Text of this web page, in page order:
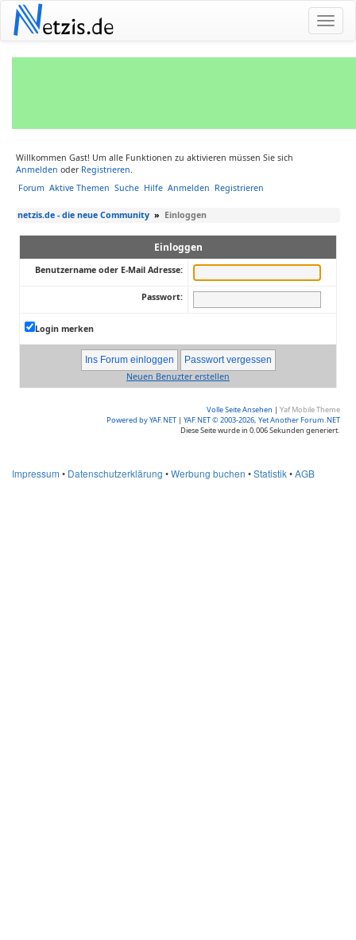
Netzis.de
Willkommen Gast! Um alle Funktionen zu aktivieren müssen Sie sich
Anmelden oder Registrieren.
Forum Aktive Themen Suche Hilfe Anmelden Registrieren
netzis.de - die neue Community » Einloggen
Einloggen
Benutzername oder E-Mail Adresse:
Passwort:
Login merken
Neuen Benuzter erstellen
Volle Seite Ansehen | Yaf Mobile Theme
Powered by YAF.NET | YAF.NET © 2003-2026, Yet Another Forum.NET
Diese Seite wurde in 0.006 Sekunden generiert.
Impressum • Datenschutzerklärung •Werbung buchen •Statistik•AGB